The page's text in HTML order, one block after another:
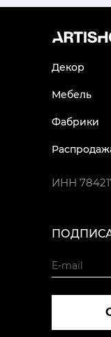
Декор
Мебель
Фабрики
ИНН